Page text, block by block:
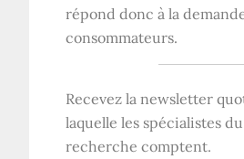
répond donc à la
consommateurs.
Recevez la newsletter
laquelle les spécialistes
recherche comptent.